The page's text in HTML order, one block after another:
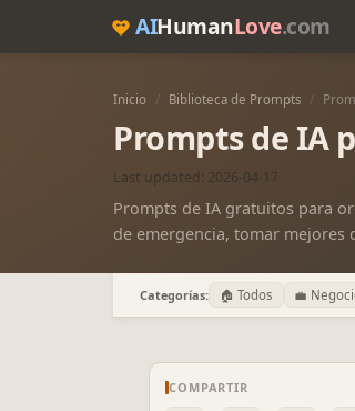
AIHumanLove.com
Inicio / Biblioteca de Prompts /
Prompts de IA
Last updated: 2026-04-17
Prompts de IA gratuitos para
de emergencia, tomar mejores
Categorías: 🏠 Todos 💼
COMPARTIR